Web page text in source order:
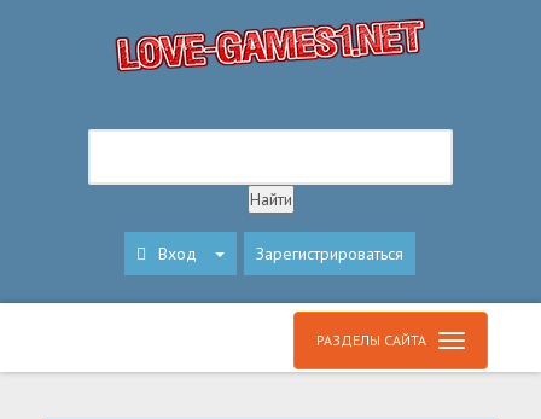
Вход Зарегистрироваться
РАЗДЕЛЫ САЙТА